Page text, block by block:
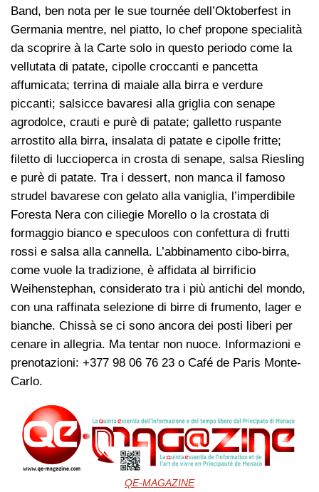
Band, ben nota per le sue tournée dell’Oktoberfest in
Germania mentre, nel piatto, lo chef propone specialità
da scoprire à la Carte solo in questo periodo come la
vellutata di patate, cipolle croccanti e pancetta
affumicata; terrina di maiale alla birra e verdure
piccanti; salsicce bavaresi alla griglia con senape
agrodolce, crauti e purè di patate; galletto ruspante
arrostito alla birra, insalata di patate e cipolle fritte;
filetto di luccioperca in crosta di senape, salsa Riesling
e purè di patate. Tra i dessert, non manca il famoso
strudel bavarese con gelato alla vaniglia, l’imperdibile
Foresta Nera con ciliegie Morello o la crostata di
formaggio bianco e speculoos con confettura di frutti
rossi e salsa alla cannella. L’abbinamento cibo-birra,
come vuole la tradizione, è affidata al birrificio
Weihenstephan, considerato tra i più antichi del mondo,
con una raffinata selezione di birre di frumento, lager e
bianche. Chissà se ci sono ancora dei posti liberi per
cenare in allegria. Ma tentar non nuoce. Informazioni e
prenotazioni: +377 98 06 76 23 o Café de Paris Monte-
Carlo.
QE-MAGAZINE